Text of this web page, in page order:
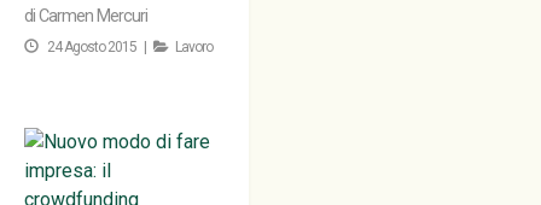
diCarmen Mercuri
24 Agosto 2015 | Lavoro